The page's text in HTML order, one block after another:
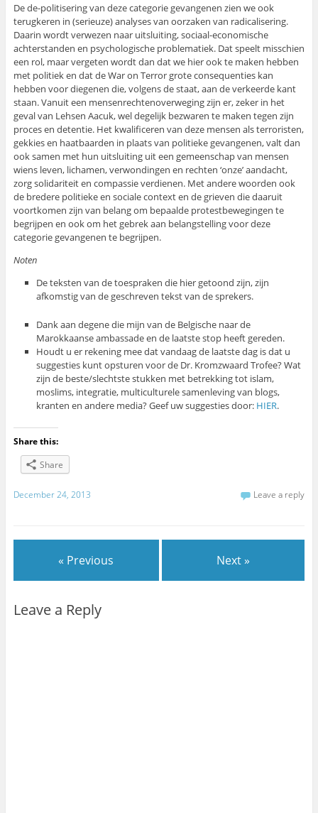
De de-politisering van deze categorie gevangenen zien we ook
terugkeren in (serieuze) analyses van oorzaken van radicalisering.
Daarin wordt verwezen naar uitsluiting, sociaal-economische
achterstanden en psychologische problematiek. Dat speelt misschien
een rol, maar vergeten wordt dan dat we hier ook te maken hebben
met politiek en dat de War on Terror grote consequenties kan
hebben voor diegenen die, volgens de staat, aan de verkeerde kant
staan. Vanuit een mensenrechtenoverweging zijn er, zeker in het
geval van Lehsen Aacuk, wel degelijk bezwaren te maken tegen zijn
proces en detentie. Het kwalificeren van deze mensen als terroristen,
gekkies en haatbaarden in plaats van politieke gevangenen, valt dan
ook samen met hun uitsluiting uit een gemeenschap van mensen
wiens leven, lichamen, verwondingen en rechten ‘onze’ aandacht,
zorg solidariteit en compassie verdienen. Met andere woorden ook
de bredere politieke en sociale context en de grieven die daaruit
voortkomen zijn van belang om bepaalde protestbewegingen te
begrijpen en ook om het gebrek aan belangstelling voor deze
categorie gevangenen te begrijpen.
Noten
De teksten van de toespraken die hier getoond zijn, zijn
afkomstig van de geschreven tekst van de sprekers.
Dank aan degene die mijn van de Belgische naar de
Marokkaanse ambassade en de laatste stop heeft gereden.
Houdt u er rekening mee dat vandaag de laatste dag is dat u
suggesties kunt opsturen voor de Dr. Kromzwaard Trofee? Wat
zijn de beste/slechtste stukken met betrekking tot islam,
moslims, integratie, multiculturele samenleving van blogs,
kranten en andere media? Geef uw suggesties door: HIER.
Share this:
Share
December 24, 2013 Leave a reply
« Previous Next »
Leave a Reply